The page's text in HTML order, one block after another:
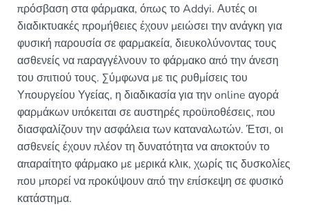
πρόσβαση στα φάρμακα, όπως το Addyi. Αυτές οι
διαδικτυακές προμήθειες έχουν μειώσει την ανάγκη για
φυσική παρουσία σε φαρμακεία, διευκολύνοντας τους
ασθενείς να παραγγέλνουν το φάρμακο από την άνεση
του σπιτιού τους. Σύμφωνα με τις ρυθμίσεις του
Υπουργείου Υγείας, η διαδικασία για την online αγορά
φαρμάκων υπόκειται σε αυστηρές προϋποθέσεις, που
διασφαλίζουν την ασφάλεια των καταναλωτών. Έτσι, οι
ασθενείς έχουν πλέον τη δυνατότητα να αποκτούν το
απαραίτητο φάρμακο με μερικά κλικ, χωρίς τις δυσκολίες
που μπορεί να προκύψουν από την επίσκεψη σε φυσικό
κατάστημα.